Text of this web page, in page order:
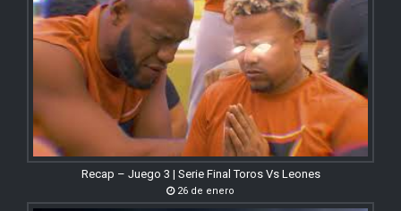
Recap – Juego 3 | Serie Final Toros Vs Leones
26 de enero